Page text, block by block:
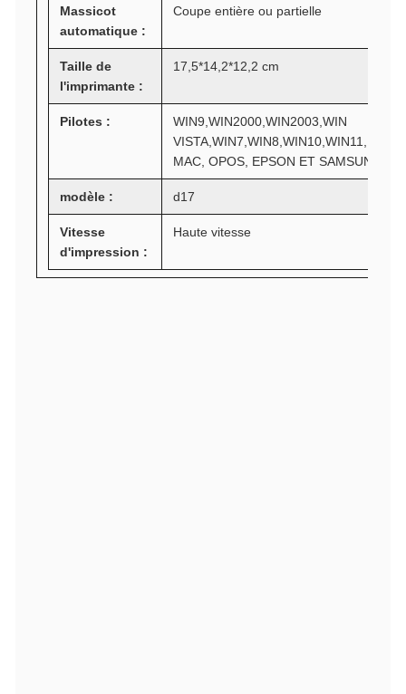
Massicot
automatique :
Coupe entière ou partielle
Taille de
l'imprimante :
17,5*14,2*12,2 cm
Pilotes :
WIN9,WIN2000,WIN2003,WIN
MAC, OPOS, EPSON ET SAMSUNG
modèle : d17
Vitesse
d'impression :
Haute vitesse